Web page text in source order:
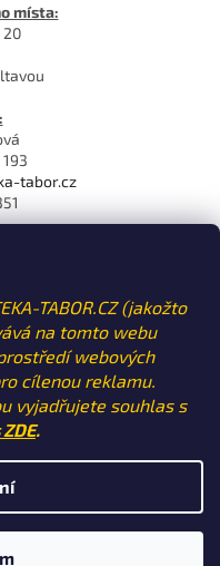
TABOR.CZ (jakožto
na tomto webu
webových
cílenou reklamu.
vyjadřujete souhlas s
.
doba je plovoucí -
místa:
20
tabor.cz
objednávek
Beer. Všechna práva